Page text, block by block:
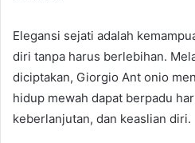
Elegansi sejati adalah
diri tanpa harus berlebihan.
diciptakan, Giorgio Ant onio
hidup mewah dapat berpadu
keberlanjutan, dan keaslian diri.